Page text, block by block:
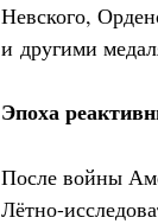
Невского,
и другими
Эпоха
После войны
Лётно-